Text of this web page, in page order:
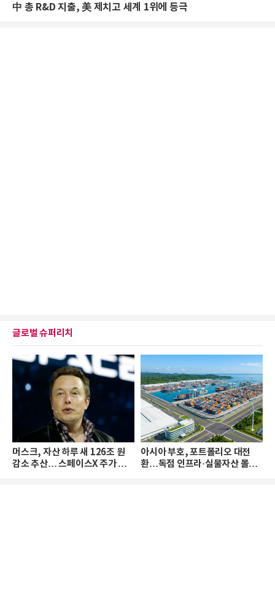
中 총 R&D 지출, 美 제치고 세계 1위에 등극
글로벌 슈퍼리치
머스크, 자산 하루 새 126조 원
감소 추산… 스페이스X 주가 하
아시아 부호, 포트폴리오 대전
환…독점 인프라·실물자산 몰린